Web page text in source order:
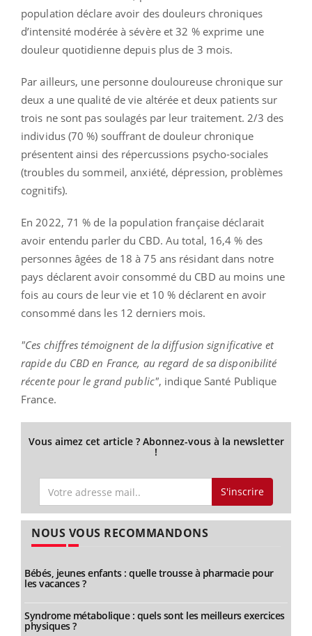
population déclare avoir des douleurs chroniques
d’intensité modérée à sévère et 32 % exprime une
douleur quotidienne depuis plus de 3 mois.
Par ailleurs, une personne douloureuse chronique sur
deux a une qualité de vie altérée et deux patients sur
trois ne sont pas soulagés par leur traitement. 2/3 des
individus (70 %) souffrant de douleur chronique
présentent ainsi des répercussions psycho-sociales
(troubles du sommeil, anxiété, dépression, problèmes
cognitifs).
En 2022, 71 % de la population française déclarait
avoir entendu parler du CBD. Au total, 16,4 % des
personnes âgées de 18 à 75 ans résidant dans notre
pays déclarent avoir consommé du CBD au moins une
fois au cours de leur vie et 10 % déclarent en avoir
consommé dans les 12 derniers mois.
"Ces chiffres témoignent de la diffusion significative et
rapide du CBD en France, au regard de sa disponibilité
récente pour le grand public", indique Santé Publique
France.
Vous aimez cet article ? Abonnez-vous à la newsletter
!
S'inscrire
NOUS VOUS RECOMMANDONS
Bébés, jeunes enfants : quelle trousse à pharmacie pour
les vacances ?
Syndrome métabolique : quels sont les meilleurs exercices
physiques ?